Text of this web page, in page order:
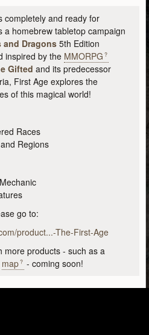
completely and ready for
a homebrew tabletop campaign
and Dragons 5th Edition
inspired by the MMORPG
Gifted and its predecessor
First Age explores the
of this magical world!
Races
Regions
go to:
product...-The-First-Age
more products - such as a
map - coming soon!